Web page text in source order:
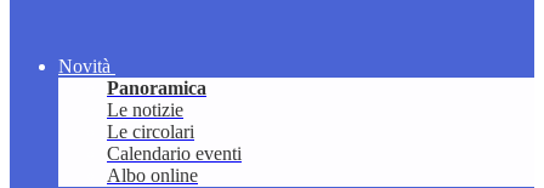
Novità
Panoramica
Le notizie
Le circolari
Calendario eventi
Albo online